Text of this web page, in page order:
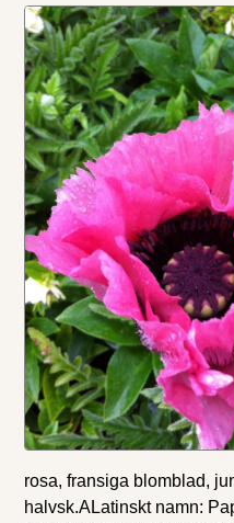
rosa, fransiga blomblad,
halvsk.ALatinskt namn: